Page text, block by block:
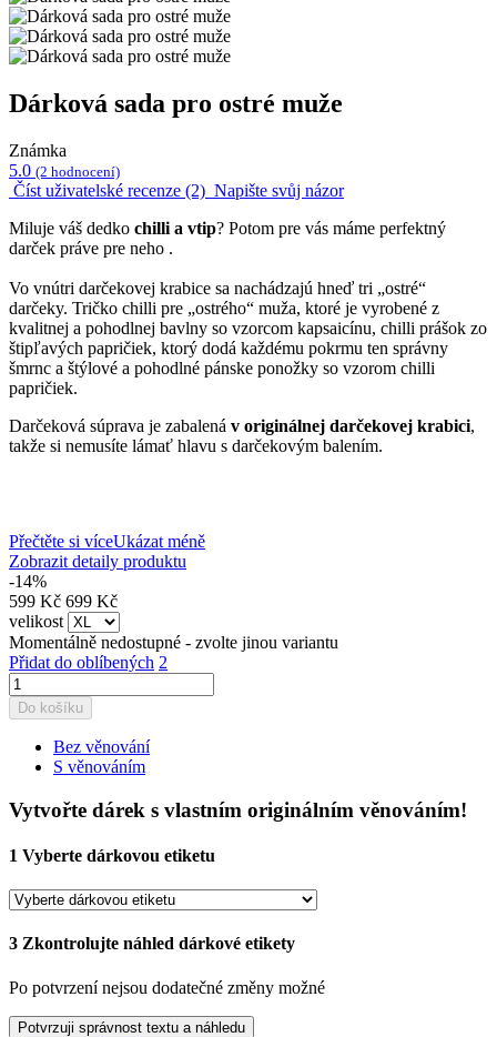
Dárková sada pro ostré muže
Známka
5.0 (2 hodnocení)
Číst uživatelské recenze (2) Napište svůj názor
Miluje váš dedko chilli a vtip? Potom pre vás máme perfektný
darček práve pre neho .
Vo vnútri darčekovej krabice sa nachádzajú hneď tri „ostré“
darčeky. Tričko chilli pre „ostrého“ muža, ktoré je vyrobené z
kvalitnej a pohodlnej bavlny so vzorcom kapsaicínu, chilli prášok zo
štipľavých papričiek, ktorý dodá každému pokrmu ten správny
šmrnc a štýlové a pohodlné pánske ponožky so vzorom chilli
papričiek.
Darčeková súprava je zabalená v originálnej darčekovej krabici,
takže si nemusíte lámať hlavu s darčekovým balením.
Přečtěte si víceUkázat méně
Zobrazit detaily produktu
-14%
599 Kč 699 Kč
velikost
Momentálně nedostupné - zvolte jinou variantu
Přidat do oblíbených 2
Do košíku
Bez věnování
S věnováním
Vytvořte dárek s vlastním originálním věnováním!
1 Vyberte dárkovou etiketu
3 Zkontrolujte náhled dárkové etikety
Po potvrzení nejsou dodatečné změny možné
Potvrzuji správnost textu a náhledu